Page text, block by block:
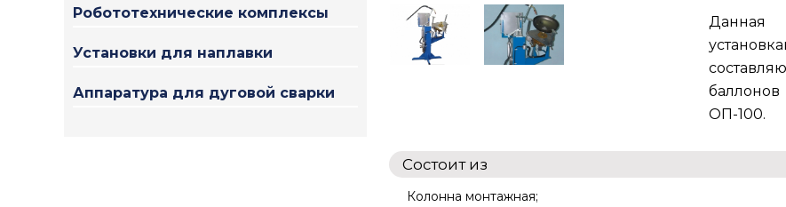
Робототехнические комплексы
Установки для наплавки
Аппаратура для дуговой сварки
ОП-100.
Состоит из
Колонна монтажная;